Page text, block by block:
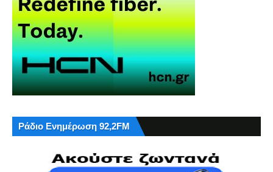
Ράδιο Ενημέρωση 92,2FM